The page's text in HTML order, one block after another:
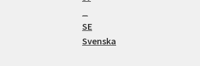
Svenska